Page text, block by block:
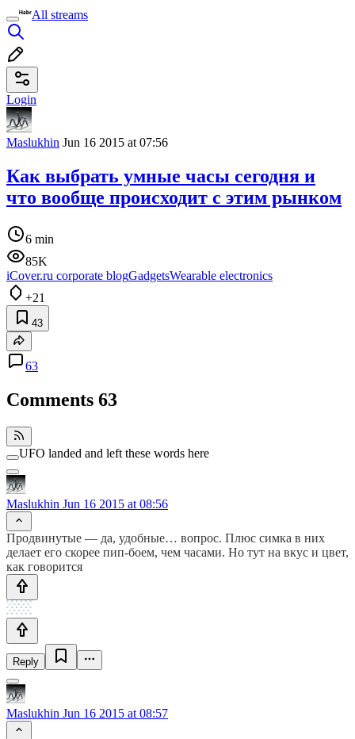
All streams
Login
Maslukhin Jun 16 2015 at 07:56
Как выбрать умные часы сегодня и
что вообще происходит с этим рынком
6 min
85K
iCover.ru corporate blogGadgetsWearable electronics
+21
43
63
Comments 63
UFO landed and left these words here
Maslukhin Jun 16 2015 at 08:56
Продвинутые — да, удобные… вопрос. Плюс симка в них
делает его скорее пип-боем, чем часами. Но тут на вкус и цвет,
как говорится
Reply
Maslukhin Jun 16 2015 at 08:57